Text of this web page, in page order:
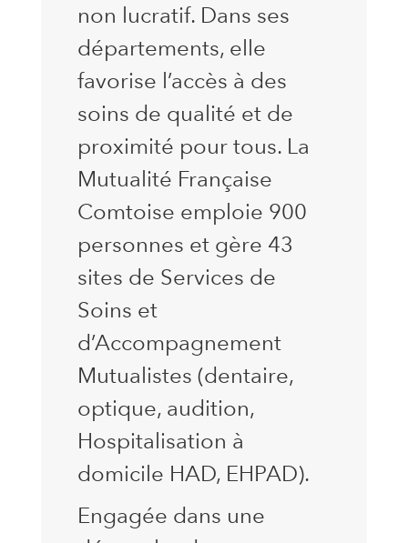
non lucratif. Dans ses
départements, elle
favorise l’accès à des
soins de qualité et de
proximité pour tous. La
Mutualité Française
Comtoise emploie 900
personnes et gère 43
sites de Services de
Soins et
d’Accompagnement
Mutualistes (dentaire,
optique, audition,
Hospitalisation à
domicile HAD, EHPAD).
Engagée dans une